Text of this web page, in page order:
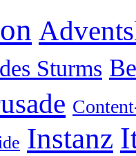
Sturms
Instanz